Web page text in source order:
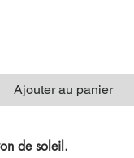
Ajouter au panier
de soleil.